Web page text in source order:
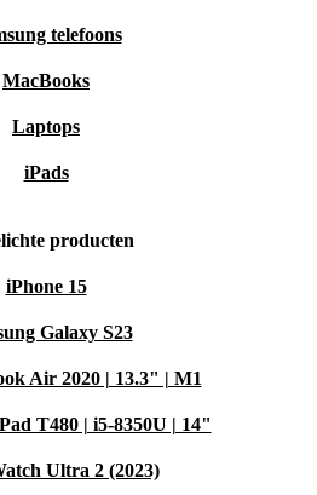
telefoons
MacBooks
Laptops
iPads
producten
iPhone 15
Galaxy S23
Air 2020 | 13.3" | M1
T480 | i5-8350U | 14"
Ultra 2 (2023)